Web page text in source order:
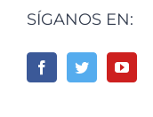
SÍGANOS EN: